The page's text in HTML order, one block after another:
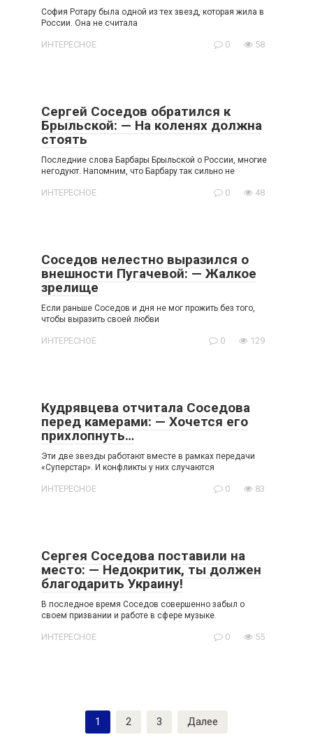
София Ротару была одной из тех звезд, которая жила в
России. Она не считала
ИНТЕРЕСНОЕ 0 58
Сергей Соседов обратился к
Брыльской: — На коленях должна
стоять
Последние слова Барбары Брыльской о России, многие
негодуют. Напомним, что Барбару так сильно не
ИНТЕРЕСНОЕ 0 48
Соседов нелестно выразился о
внешности Пугачевой: — Жалкое
зрелище
Если раньше Соседов и дня не мог прожить без того,
чтобы выразить своей любви
ИНТЕРЕСНОЕ 0 129
Кудрявцева отчитала Соседова
перед камерами: — Хочется его
прихлопнуть…
Эти две звезды работают вместе в рамках передачи
«Суперстар». И конфликты у них случаются
ИНТЕРЕСНОЕ 0 83
Сергея Соседова поставили на
место: — Недокритик, ты должен
благодарить Украину!
В последное время Соседов совершенно забыл о
своем призвании и работе в сфере музыке.
ИНТЕРЕСНОЕ 0 55
1 2 3 Далее